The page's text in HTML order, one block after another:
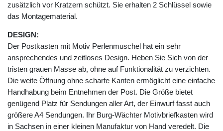
zusätzlich vor Kratzern schützt. Sie erhalten 2 Schlüssel sowie
das Montagematerial.
DESIGN:
Der Postkasten mit Motiv Perlenmuschel hat ein sehr
ansprechendes und zeitloses Design. Heben Sie Sich von der
tristen grauen Masse ab, ohne auf Funktionalität zu verzichten.
Die weite Öffnung ohne scharfe Kanten ermöglicht eine einfache
Handhabung beim Entnehmen der Post. Die Größe bietet
genügend Platz für Sendungen aller Art, der Einwurf fasst auch
größere A4 Sendungen. Ihr Burg-Wächter Motivbriefkasten wird
in Sachsen in einer kleinen Manufaktur von Hand veredelt. Die